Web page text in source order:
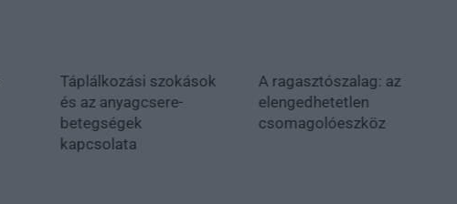
Táplálkozási szokások
és az anyagcsere-
betegségek
kapcsolata
A ragasztószalag: az
elengedhetetlen
csomagolóeszköz